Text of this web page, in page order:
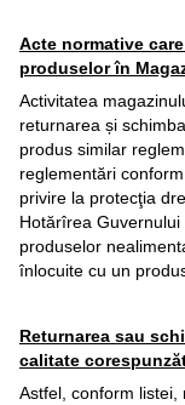
Acte normative
produselor în
Activitatea
returnarea și
produs similar
reglementări
privire la protecţia
Hotărîrea
produselor
înlocuite cu un
Returnarea sau
calitate
Astfel, conform